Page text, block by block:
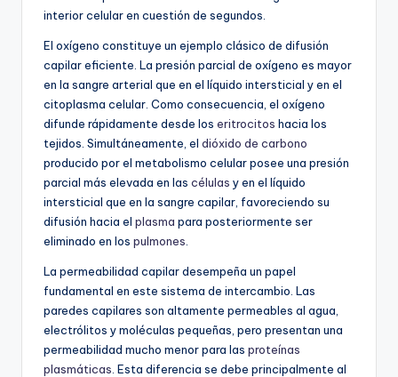
interior celular en cuestión de segundos.
El oxígeno constituye un ejemplo clásico de difusión
capilar eficiente. La presión parcial de oxígeno es mayor
en la sangre arterial que en el líquido intersticial y en el
citoplasma celular. Como consecuencia, el oxígeno
difunde rápidamente desde los eritrocitos hacia los
tejidos. Simultáneamente, el dióxido de carbono
producido por el metabolismo celular posee una presión
parcial más elevada en las células y en el líquido
intersticial que en la sangre capilar, favoreciendo su
difusión hacia el plasma para posteriormente ser
eliminado en los pulmones
La permeabilidad capilar desempeña un papel
fundamental en este sistema de intercambio. Las
paredes capilares son altamente permeables al agua,
electrólitos y moléculas pequeñas, pero presentan una
permeabilidad mucho menor para las proteínas
plasmáticas . Esta diferencia se debe principalmente al